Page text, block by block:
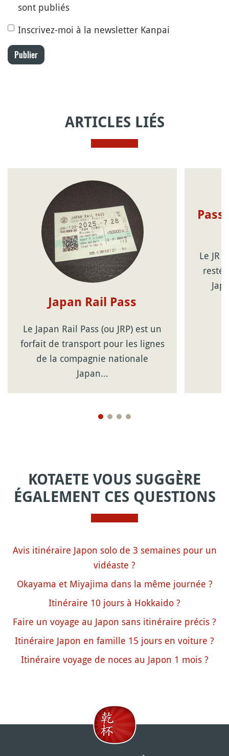
sont publiés
Inscrivez-moi à la newsletter Kanpai
Publier
ARTICLES LIÉS
Japan Rail Pass
Le Japan Rail Pass (ou JRP) est un
forfait de transport pour les lignes
de la compagnie nationale
Japan…
Le JR
resté
KOTAETE VOUS SUGGÈRE
ÉGALEMENT CES QUESTIONS
Avis itinéraire Japon solo de 3 semaines pour un
vidéaste ?
Okayama et Miyajima dans la même journée ?
Itinéraire 10 jours à Hokkaido ?
Faire un voyage au Japon sans itinéraire précis ?
Itinéraire Japon en famille 15 jours en voiture ?
Itinéraire voyage de noces au Japon 1 mois ?